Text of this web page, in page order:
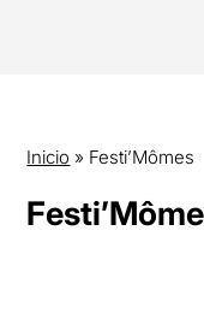
Inicio » Festi’Mômes